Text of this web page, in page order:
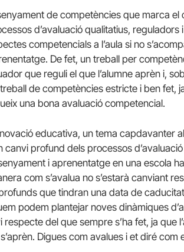
de competències que marca
d’avaluació qualitatius,
competencials a l’aula si no
De fet, un treball per
que reguli el que l’alumne aprèn i,
treball de competències estricte i ben fet,
una bona avaluació competencial.
educativa, un tema capdavanter
canvi profund dels processos
i aprenentatge en una escola
com s’avalua no s’estarà canviant
que tindran una data de
podem plantejar noves dinàmiques
respecte del que sempre s’ha fet, ja que
Digues com avalues i et diré com